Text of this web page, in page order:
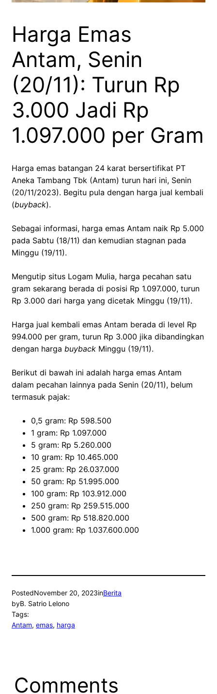
Harga Emas
Antam, Senin
(20/11): Turun Rp
3.000 Jadi Rp
1.097.000 per Gram
Harga emas batangan 24 karat bersertifikat PT
Aneka Tambang Tbk (Antam) turun hari ini, Senin
(20/11/2023). Begitu pula dengan harga jual kembali
(buyback).
Sebagai informasi, harga emas Antam naik Rp 5.000
pada Sabtu (18/11) dan kemudian stagnan pada
Minggu (19/11).
Mengutip situs Logam Mulia, harga pecahan satu
gram sekarang berada di posisi Rp 1.097.000, turun
Rp 3.000 dari harga yang dicetak Minggu (19/11).
Harga jual kembali emas Antam berada di level Rp
994.000 per gram, turun Rp 3.000 jika dibandingkan
dengan harga buyback Minggu (19/11).
Berikut di bawah ini adalah harga emas Antam
dalam pecahan lainnya pada Senin (20/11), belum
termasuk pajak:
0,5 gram: Rp 598.500
1 gram: Rp 1.097.000
5 gram: Rp 5.260.000
10 gram: Rp 10.465.000
25 gram: Rp 26.037.000
50 gram: Rp 51.995.000
100 gram: Rp 103.912.000
250 gram: Rp 259.515.000
500 gram: Rp 518.820.000
1.000 gram: Rp 1.037.600.000
PostedNovember 20, 2023inBerita
byB. Satrio Lelono
Tags:
Antam, emas, harga
Comments